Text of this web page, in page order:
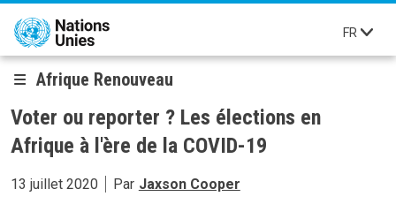
Aller au contenu principal
FR
Afrique Renouveau
Voter ou reporter ? Les élections en
Afrique à l'ère de la COVID-19
13 juillet 2020 Par Jaxson Cooper